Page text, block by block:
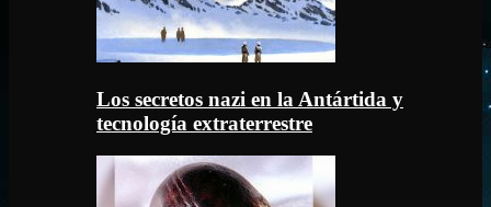
Los secretos nazi en la Antártida y
tecnología extraterrestre